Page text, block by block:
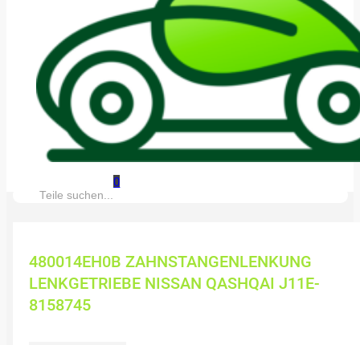
0
Suche:
480014EH0B ZAHNSTANGENLENKUNG
LENKGETRIEBE NISSAN QASHQAI J11E-
8158745